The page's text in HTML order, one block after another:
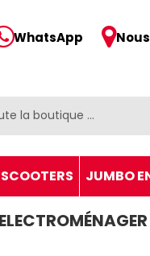
WhatsApp
JUMBO
ELECTROMÉNAGER